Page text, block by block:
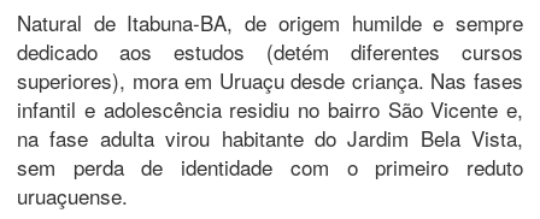
Natural de Itabuna-BA, de origem humilde e sempre
dedicado aos estudos (detém diferentes cursos
superiores), mora em Uruaçu desde criança. Nas fases
infantil e adolescência residiu no bairro São Vicente e,
na fase adulta virou habitante do Jardim Bela Vista,
sem perda de identidade com o primeiro reduto
uruaçuense.